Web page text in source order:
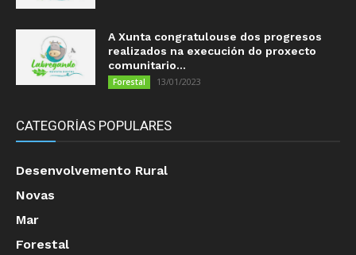
A Xunta congratulouse dos progresos
realizados na execución do proxecto
comunitario...
Forestal 13/01/2023
CATEGORÍAS POPULARES
Desenvolvemento Rural
Novas
Mar
Forestal